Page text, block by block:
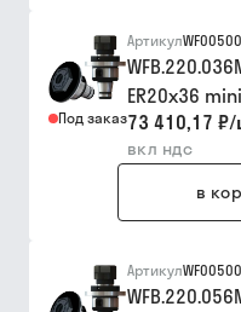
Под заказ
Артикул
ER20x36
73 410,17 ₽/
вкл ндс
в
Артикул